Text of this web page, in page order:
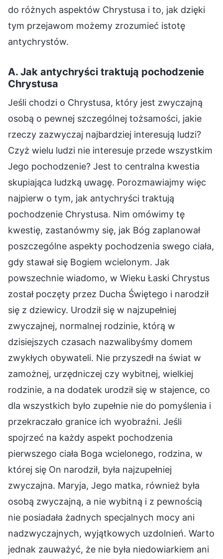
do różnych aspektów Chrystusa i to, jak dzięki
tym przejawom możemy zrozumieć istotę
antychrystów.
A. Jak antychryści traktują pochodzenie
Chrystusa
Jeśli chodzi o Chrystusa, który jest zwyczajną
osobą o pewnej szczególnej tożsamości, jakie
rzeczy zazwyczaj najbardziej interesują ludzi?
Czyż wielu ludzi nie interesuje przede wszystkim
Jego pochodzenie? Jest to centralna kwestia
skupiająca ludzką uwagę. Porozmawiajmy więc
najpierw o tym, jak antychryści traktują
pochodzenie Chrystusa. Nim omówimy tę
kwestię, zastanówmy się, jak Bóg zaplanował
poszczególne aspekty pochodzenia swego ciała,
gdy stawał się Bogiem wcielonym. Jak
powszechnie wiadomo, w Wieku Łaski Chrystus
został poczęty przez Ducha Świętego i narodził
się z dziewicy. Urodził się w najzupełniej
zwyczajnej, normalnej rodzinie, którą w
dzisiejszych czasach nazwalibyśmy domem
zwykłych obywateli. Nie przyszedł na świat w
zamożnej, urzędniczej czy wybitnej, wielkiej
rodzinie, a na dodatek urodził się w stajence, co
dla wszystkich było zupełnie nie do pomyślenia i
przekraczało granice ich wyobraźni. Jeśli
spojrzeć na każdy aspekt pochodzenia
pierwszego ciała Boga wcielonego, rodzina, w
której się On narodził, była najzupełniej
zwyczajna. Maryja, Jego matka, również była
osobą zwyczajną, a nie wybitną i z pewnością
nie posiadała żadnych specjalnych mocy ani
nadzwyczajnych, wyjątkowych uzdolnień. Warto
jednak zauważyć, że nie była niedowiarkiem ani